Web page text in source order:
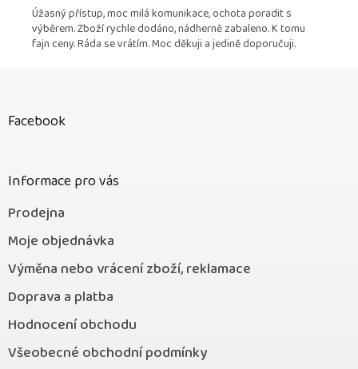
Úžasný přístup, moc milá komunikace, ochota poradit s
výběrem. Zboží rychle dodáno, nádherně zabaleno. K tomu
fajn ceny. Ráda se vrátím. Moc děkuji a jedině doporučuji.
Facebook
Informace pro vás
Prodejna
Moje objednávka
Výměna nebo vrácení zboží, reklamace
Doprava a platba
Hodnocení obchodu
Všeobecné obchodní podmínky